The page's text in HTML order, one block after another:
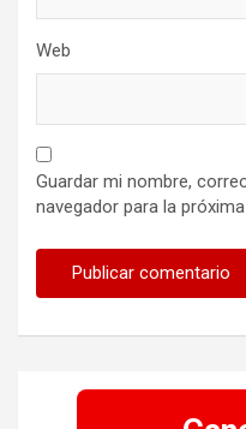
Web
Guardar mi nombre,
navegador para la